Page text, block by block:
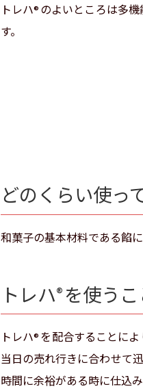
トレハ® のよいところは多
す。
どのくらい使っ
和菓子の基本材料である餡
トレハ® を使う
トレハ® を配合することに
当日の売れ行きに合わせて
時間に余裕がある時に仕込